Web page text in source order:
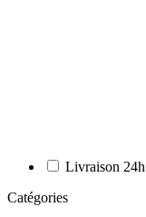
Livraison 24h
Catégories